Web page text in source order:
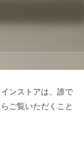
ンストアは、誰で
ご覧いただくこと